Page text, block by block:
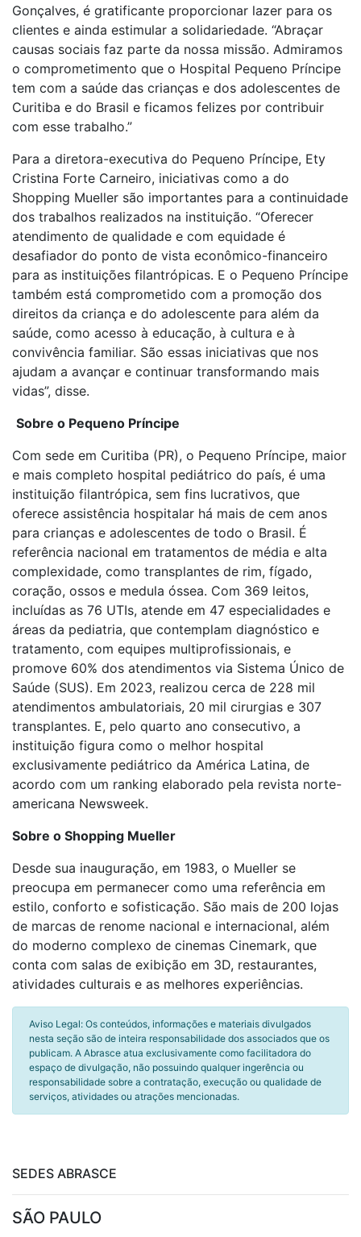
Gonçalves, é gratificante proporcionar lazer para os
clientes e ainda estimular a solidariedade. “Abraçar
causas sociais faz parte da nossa missão. Admiramos
o comprometimento que o Hospital Pequeno Príncipe
tem com a saúde das crianças e dos adolescentes de
Curitiba e do Brasil e ficamos felizes por contribuir
com esse trabalho.”
Para a diretora-executiva do Pequeno Príncipe, Ety
Cristina Forte Carneiro, iniciativas como a do
Shopping Mueller são importantes para a continuidade
dos trabalhos realizados na instituição. “Oferecer
atendimento de qualidade e com equidade é
desafiador do ponto de vista econômico-financeiro
para as instituições filantrópicas. E o Pequeno Príncipe
também está comprometido com a promoção dos
direitos da criança e do adolescente para além da
saúde, como acesso à educação, à cultura e à
convivência familiar. São essas iniciativas que nos
ajudam a avançar e continuar transformando mais
vidas”, disse.
Sobre o Pequeno Príncipe
Com sede em Curitiba (PR), o Pequeno Príncipe, maior
e mais completo hospital pediátrico do país, é uma
instituição filantrópica, sem fins lucrativos, que
oferece assistência hospitalar há mais de cem anos
para crianças e adolescentes de todo o Brasil. É
referência nacional em tratamentos de média e alta
complexidade, como transplantes de rim, fígado,
coração, ossos e medula óssea. Com 369 leitos,
incluídas as 76 UTIs, atende em 47 especialidades e
áreas da pediatria, que contemplam diagnóstico e
tratamento, com equipes multiprofissionais, e
promove 60% dos atendimentos via Sistema Único de
Saúde (SUS). Em 2023, realizou cerca de 228 mil
atendimentos ambulatoriais, 20 mil cirurgias e 307
transplantes. E, pelo quarto ano consecutivo, a
instituição figura como o melhor hospital
exclusivamente pediátrico da América Latina, de
acordo com um ranking elaborado pela revista norte-
americana Newsweek.
Sobre o Shopping Mueller
Desde sua inauguração, em 1983, o Mueller se
preocupa em permanecer como uma referência em
estilo, conforto e sofisticação. São mais de 200 lojas
de marcas de renome nacional e internacional, além
do moderno complexo de cinemas Cinemark, que
conta com salas de exibição em 3D, restaurantes,
atividades culturais e as melhores experiências.
Aviso Legal: Os conteúdos, informações e materiais divulgados
nesta seção são de inteira responsabilidade dos associados que os
publicam. A Abrasce atua exclusivamente como facilitadora do
espaço de divulgação, não possuindo qualquer ingerência ou
responsabilidade sobre a contratação, execução ou qualidade de
serviços, atividades ou atrações mencionadas.
SEDES ABRASCE
SÃO PAULO